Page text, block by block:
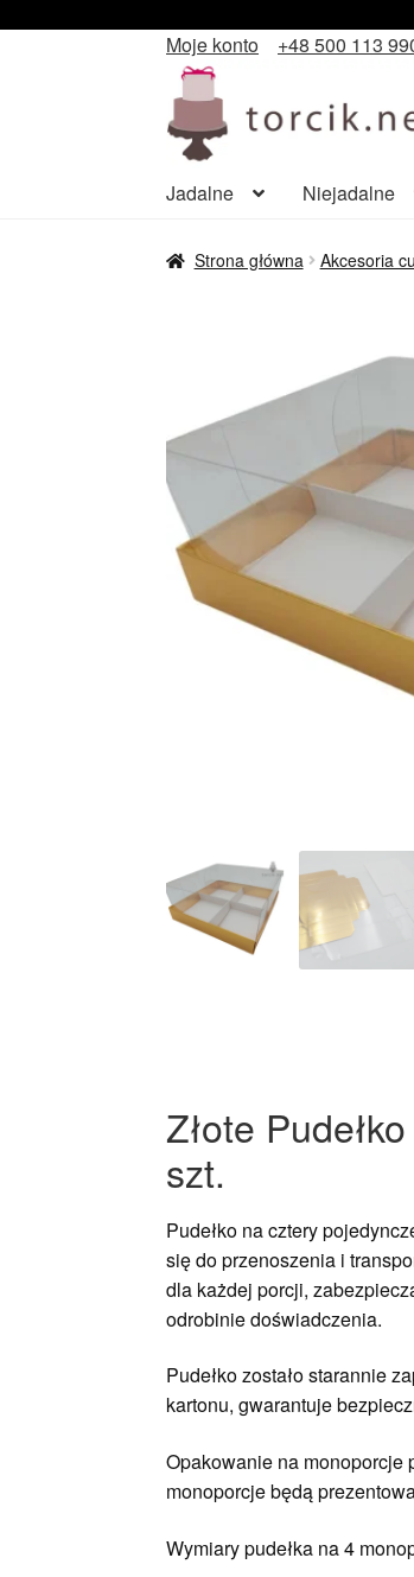
Moje konto
+48 500 113
Przejdź
do
nawigacji
Przejdź
do
treści
Jadalne Niejadalne
Strona główna Akcesoria
Złote
szt.
Pudełko na cztery
się do przenoszenia i
dla każdej porcji,
odrobinie doświadczenia.
Pudełko zostało starannie
kartonu, gwarantuje
Opakowanie na monoporcje
monoporcje będą
Wymiary pudełka na 4